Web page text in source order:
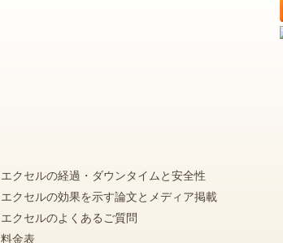
エクセルの経過・ダウンタイムと安全性
エクセルの効果を示す論文とメディア掲載
エクセルのよくあるご質問
料金表